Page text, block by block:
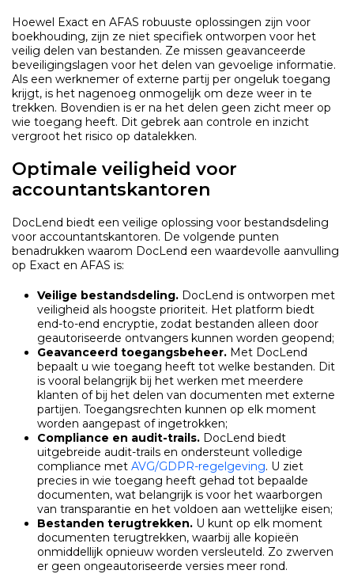
Hoewel Exact en AFAS robuuste oplossingen zijn voor
boekhouding, zijn ze niet specifiek ontworpen voor het
veilig delen van bestanden. Ze missen geavanceerde
beveiligingslagen voor het delen van gevoelige informatie.
Als een werknemer of externe partij per ongeluk toegang
krijgt, is het nagenoeg onmogelijk om deze weer in te
trekken. Bovendien is er na het delen geen zicht meer op
wie toegang heeft. Dit gebrek aan controle en inzicht
vergroot het risico op datalekken.
Optimale veiligheid voor
accountantskantoren
DocLend biedt een veilige oplossing voor bestandsdeling
voor accountantskantoren. De volgende punten
benadrukken waarom DocLend een waardevolle aanvulling
op Exact en AFAS is:
Veilige bestandsdeling. DocLend is ontworpen met
veiligheid als hoogste prioriteit. Het platform biedt
end-to-end encryptie, zodat bestanden alleen door
geautoriseerde ontvangers kunnen worden geopend;
Geavanceerd toegangsbeheer. Met DocLend
bepaalt u wie toegang heeft tot welke bestanden. Dit
is vooral belangrijk bij het werken met meerdere
klanten of bij het delen van documenten met externe
partijen. Toegangsrechten kunnen op elk moment
worden aangepast of ingetrokken;
Compliance en audit-trails. DocLend biedt
uitgebreide audit-trails en ondersteunt volledige
compliance met AVG/GDPR-regelgeving. U ziet
precies in wie toegang heeft gehad tot bepaalde
documenten, wat belangrijk is voor het waarborgen
van transparantie en het voldoen aan wettelijke eisen;
Bestanden terugtrekken. U kunt op elk moment
documenten terugtrekken, waarbij alle kopieën
onmiddellijk opnieuw worden versleuteld. Zo zwerven
er geen ongeautoriseerde versies meer rond.